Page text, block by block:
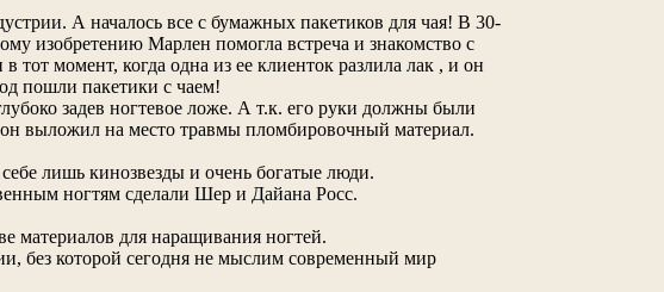
А началось все с бумажных пакетиков для чая! В 30-
изобретению Марлен помогла встреча и знакомство с
момент, когда одна из ее клиенток разлила лак , и он
пошли пакетики с чаем!
задев ногтевое ложе. А т.к. его руки должны были
выложил на место травмы пломбировочный материал.
лишь кинозвезды и очень богатые люди.
ногтям сделали Шер и Дайана Росс.
материалов для наращивания ногтей.
без которой сегодня не мыслим современный мир